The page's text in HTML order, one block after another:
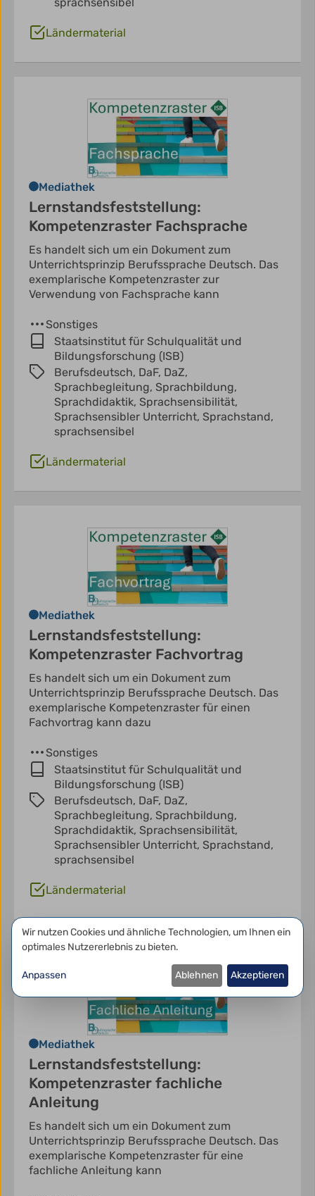
Ländermaterial
Mediathek
Lernstandsfeststellung:
Kompetenzraster Fachsprache
Es handelt sich um ein Dokument zum
Unterrichtsprinzip Berufssprache Deutsch. Das
exemplarische Kompetenzraster zur
Verwendung von Fachsprache kann
Sonstiges
Staatsinstitut für Schulqualität und
Bildungsforschung (ISB)
Berufsdeutsch, DaF, DaZ,
Sprachbegleitung, Sprachbildung,
Sprachdidaktik, Sprachsensibilität,
Sprachsensibler Unterricht, Sprachstand,
sprachsensibel
Ländermaterial
Mediathek
Lernstandsfeststellung:
Kompetenzraster Fachvortrag
Es handelt sich um ein Dokument zum
Unterrichtsprinzip Berufssprache Deutsch. Das
exemplarische Kompetenzraster für einen
Fachvortrag kann dazu
Sonstiges
Staatsinstitut für Schulqualität und
Bildungsforschung (ISB)
Berufsdeutsch, DaF, DaZ,
Sprachbegleitung, Sprachbildung,
Sprachdidaktik, Sprachsensibilität,
Sprachsensibler Unterricht, Sprachstand,
sprachsensibel
Ländermaterial
Mediathek
Lernstandsfeststellung:
Kompetenzraster fachliche
Anleitung
Es handelt sich um ein Dokument zum
Unterrichtsprinzip Berufssprache Deutsch. Das
exemplarische Kompetenzraster für eine
fachliche Anleitung kann
Datenschutzeinstellungen
Wir nutzen Cookies und ähnliche Technologien, um Ihnen ein
optimales Nutzererlebnis zu bieten.
Anpassen Ablehnen Akzeptieren